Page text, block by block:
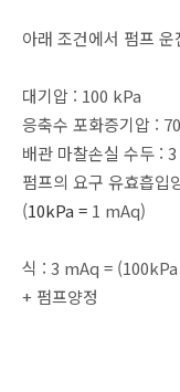
아래 조건에서 펌프
대기압 : 100 kPa
응축수 포화증기압 :
배관 마찰손실 수두 :
펌프의 요구 유효흡입
(10kPa = 1 mAq)
식 : 3 mAq =
+ 펌프양정